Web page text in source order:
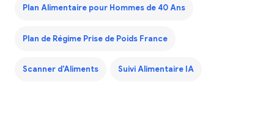
Plan Alimentaire pour Hommes de 40 Ans
Plan de Régime Prise de Poids France
Scanner d'Aliments Suivi Alimentaire IA